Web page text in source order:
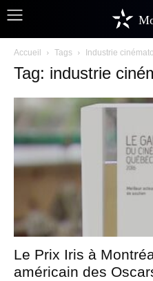
Accueil Tags Industrie
Tag: industrie
Le Prix Iris à
américain des